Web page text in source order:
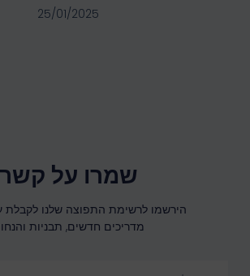
25/01/2025
שמרו על קשר
הירשמו לרשימת התפוצה שלנו לקבלת
מדריכים חדשים, תבניות